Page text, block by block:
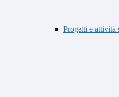
Progetti e attività